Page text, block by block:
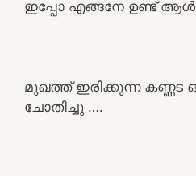
ഇപ്പോ എങ്ങനേ ഉണ്ട്
മുഖത്ത് ഇരിക്കുന്ന കണ്ണട
ചോതിച്ചു ….